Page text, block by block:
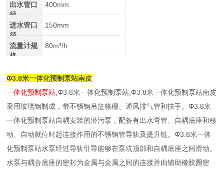
出水管口
径
400mm
进水管口
径
150mm
流量计规
格
80m³/h
Φ3.8米一体化预制泵站南皮
一体化预制泵站 ,Φ3.8米一体化预制泵站,Φ3.8米一体化预制泵站南皮
采用玻璃钢制成，带不锈钢吊篮格栅、通风排气管和扶手。Φ3.8米
一体化预制泵站自耦安装的潜污泵，配备有出水弯管、自耦底座和移
动、自动就位时起连接作用的不锈钢管导轨及提升链。Φ3.8米一体
化预制泵站水泵经过导轨引导能够在泵坑顶部和自耦底座之间滑动。
水泵与耦合底座的密封为金属与金属之间的连接并由辅助橡胶圈密